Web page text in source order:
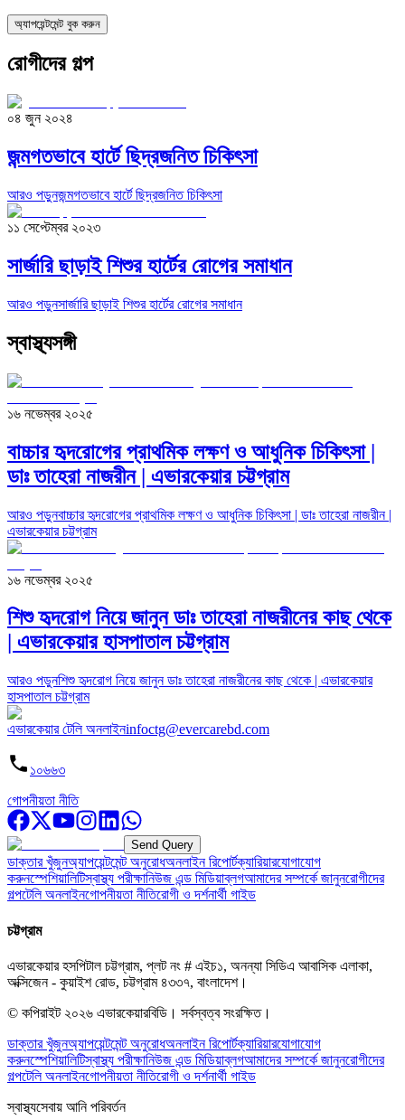
অ্যাপয়েন্টমেন্ট বুক করুন
রোগীদের গল্প
০৪ জুন ২০২৪
জন্মগতভাবে হার্টে ছিদ্রজনিত চিকিৎসা
আরও পড়ুনজন্মগতভাবে হার্টে ছিদ্রজনিত চিকিৎসা
১১ সেপ্টেম্বর ২০২৩
সার্জারি ছাড়াই শিশুর হার্টের রোগের সমাধান
আরও পড়ুনসার্জারি ছাড়াই শিশুর হার্টের রোগের সমাধান
স্বাস্থ্যসঙ্গী
১৬ নভেম্বর ২০২৫
বাচ্চার হৃদরোগের প্রাথমিক লক্ষণ ও আধুনিক চিকিৎসা |
ডাঃ তাহেরা নাজরীন | এভারকেয়ার চট্টগ্রাম
আরও পড়ুনবাচ্চার হৃদরোগের প্রাথমিক লক্ষণ ও আধুনিক চিকিৎসা | ডাঃ তাহেরা নাজরীন |
এভারকেয়ার চট্টগ্রাম
১৬ নভেম্বর ২০২৫
শিশু হৃদরোগ নিয়ে জানুন ডাঃ তাহেরা নাজরীনের কাছ থেকে
| এভারকেয়ার হাসপাতাল চট্টগ্রাম
আরও পড়ুনশিশু হৃদরোগ নিয়ে জানুন ডাঃ তাহেরা নাজরীনের কাছ থেকে | এভারকেয়ার
হাসপাতাল চট্টগ্রাম
এভারকেয়ার টেলি অনলাইনinfoctg@evercarebd.com
১০৬৬৩
গোপনীয়তা নীতি
Send Query
ডাক্তার খুঁজুনঅ্যাপয়েন্টমেন্ট অনুরোধঅনলাইন রিপোর্টক্যারিয়ারযোগাযোগ
করুনস্পেশিয়ালিটিস্বাস্থ্য পরীক্ষানিউজ এন্ড মিডিয়াব্লগআমাদের সম্পর্কে জানুনরোগীদের
গল্পটেলি অনলাইনগোপনীয়তা নীতিরোগী ও দর্শনার্থী গাইড
চট্টগ্রাম
এভারকেয়ার হসপিটাল চট্টগ্রাম, প্লট নং # এইচ১, অনন্যা সিডিএ আবাসিক এলাকা,
অক্সিজেন - কুয়াইশ রোড, চট্টগ্রাম ৪৩৩৭, বাংলাদেশ।
© কপিরাইট ২০২৬ এভারকেয়ারবিডি। সর্বস্বত্ব সংরক্ষিত।
ডাক্তার খুঁজুনঅ্যাপয়েন্টমেন্ট অনুরোধঅনলাইন রিপোর্টক্যারিয়ারযোগাযোগ
করুনস্পেশিয়ালিটিস্বাস্থ্য পরীক্ষানিউজ এন্ড মিডিয়াব্লগআমাদের সম্পর্কে জানুনরোগীদের
গল্পটেলি অনলাইনগোপনীয়তা নীতিরোগী ও দর্শনার্থী গাইড
স্বাস্থ্যসেবায় আনি পরিবর্তন